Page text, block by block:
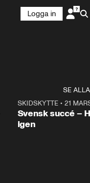
Logga in
SE ALLA
SKIDSKYTTE• 21
Svensk succé –
igen